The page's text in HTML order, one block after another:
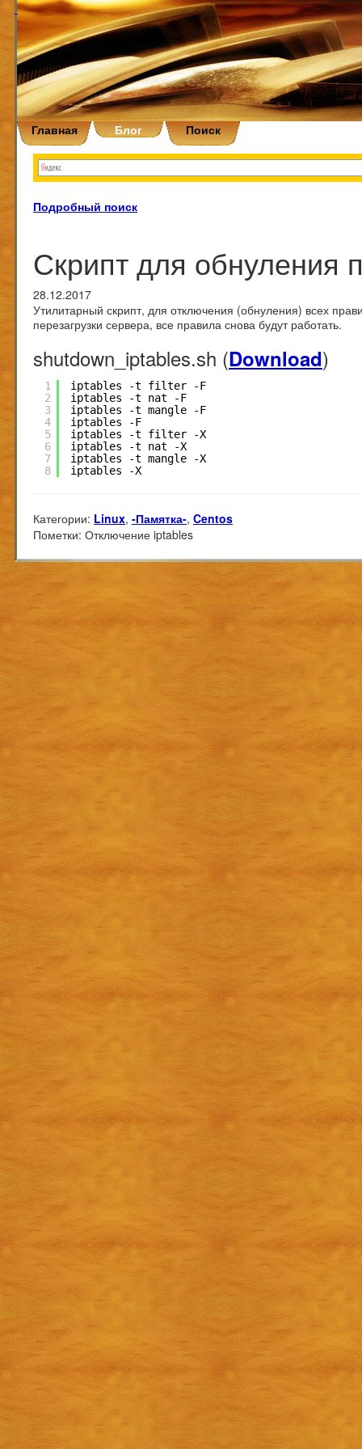
Главная Блог Поиск
Подробный поиск
Скрипт для обнуления
28.12.2017
Утилитарный скрипт, для отключения (обнуления) всех
перезагрузки сервера, все правила снова будут работать.
shutdown_iptables.sh (Download)
1
2
3
4
5
6
7
8
iptables -t filter -F
iptables -t nat -F
iptables -t mangle -F
iptables -F
iptables -t filter -X
iptables -t nat -X
iptables -t mangle -X
iptables -X
Категории: Linux, -Памятка-, Centos
Пометки: Отключение iptables